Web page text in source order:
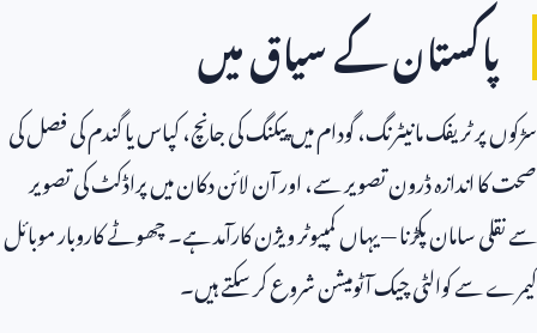
پاکستان کے سیاق میں
سڑکوں پر ٹریفک مانیٹرنگ، گودام میں پیکنگ کی جانچ، کپاس یا گندم کی فصل کی
صحت کا اندازہ ڈرون تصویر سے، اور آن لائن دکان میں پراڈکٹ کی تصویر
سے نقلی سامان پکڑنا — یہاں کمپیوٹر ویژن کارآمد ہے۔ چھوٹے کاروبار موبائل
کیمرے سے کوالٹی چیک آٹومیشن شروع کر سکتے ہیں۔